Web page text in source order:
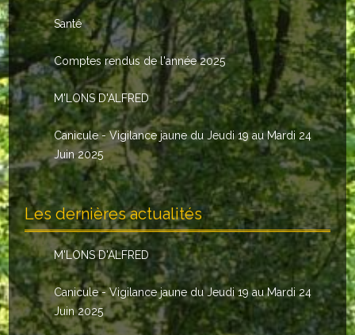
Agence postale
Le conseil municipal
Les élus
Les commissions
Les comptes rendus
Le personnel communal
L'Echo de Nuaillé
Tarifs et locations
Galeries photos
INDISPENSABLES
Santé
Comptes rendus de l'année 2025
M'LONS D'ALFRED
Canicule - Vigilance jaune du Jeudi 19 au Mardi 24
Juin 2025
Les dernières actualités
M'LONS D'ALFRED
Canicule - Vigilance jaune du Jeudi 19 au Mardi 24
Juin 2025